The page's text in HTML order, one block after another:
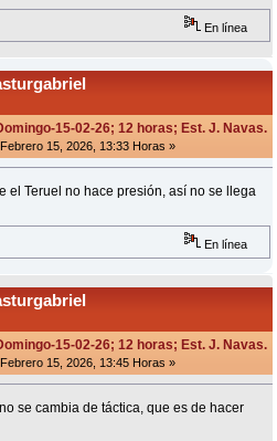
En línea
15-02-26; 12 horas; Est. J. Navas.
Febrero 15, 2026, 13:33 Horas »
el Teruel no hace presión, así no se llega
En línea
15-02-26; 12 horas; Est. J. Navas.
Febrero 15, 2026, 13:45 Horas »
se cambia de táctica, que es de hacer